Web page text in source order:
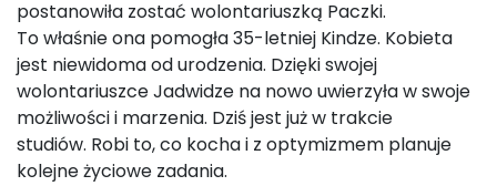
postanowiła zostać wolontariuszką Paczki.
To właśnie ona pomogła 35-letniej Kindze. Kobieta
jest niewidoma od urodzenia. Dzięki swojej
wolontariuszce Jadwidze na nowo uwierzyła w swoje
możliwości i marzenia. Dziś jest już w trakcie
studiów. Robi to, co kocha i z optymizmem planuje
kolejne życiowe zadania.